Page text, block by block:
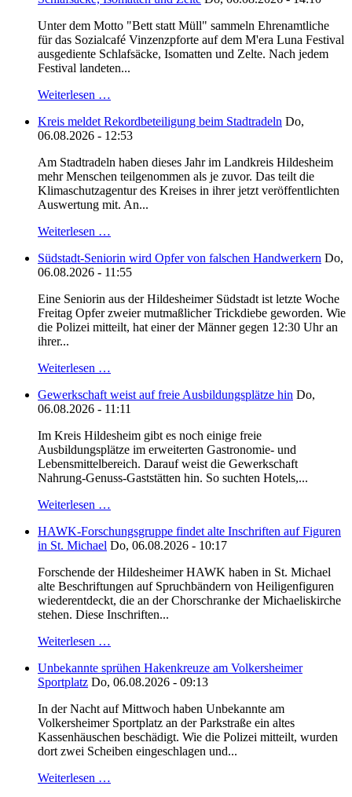
Unter dem Motto "Bett statt Müll" sammeln Ehrenamtliche
für das Sozialcafé Vinzenzpforte auf dem M'era Luna Festival
ausgediente Schlafsäcke, Isomatten und Zelte. Nach jedem
Festival landeten...
Weiterlesen …
Kreis meldet Rekordbeteiligung beim Stadtradeln Do,
06.08.2026 - 12:53
Am Stadtradeln haben dieses Jahr im Landkreis Hildesheim
mehr Menschen teilgenommen als je zuvor. Das teilt die
Klimaschutzagentur des Kreises in ihrer jetzt veröffentlichten
Auswertung mit. An...
Weiterlesen …
Südstadt-Seniorin wird Opfer von falschen Handwerkern Do,
06.08.2026 - 11:55
Eine Seniorin aus der Hildesheimer Südstadt ist letzte Woche
Freitag Opfer zweier mutmaßlicher Trickdiebe geworden. Wie
die Polizei mitteilt, hat einer der Männer gegen 12:30 Uhr an
ihrer...
Weiterlesen …
Gewerkschaft weist auf freie Ausbildungsplätze hin Do,
06.08.2026 - 11:11
Im Kreis Hildesheim gibt es noch einige freie
Ausbildungsplätze im erweiterten Gastronomie- und
Lebensmittelbereich. Darauf weist die Gewerkschaft
Nahrung-Genuss-Gaststätten hin. So suchten Hotels,...
Weiterlesen …
HAWK-Forschungsgruppe findet alte Inschriften auf Figuren
in St. Michael Do, 06.08.2026 - 10:17
Forschende der Hildesheimer HAWK haben in St. Michael
alte Beschriftungen auf Spruchbändern von Heiligenfiguren
wiederentdeckt, die an der Chorschranke der Michaeliskirche
stehen. Diese Inschriften...
Weiterlesen …
Unbekannte sprühen Hakenkreuze am Volkersheimer
Sportplatz Do, 06.08.2026 - 09:13
In der Nacht auf Mittwoch haben Unbekannte am
Volkersheimer Sportplatz an der Parkstraße ein altes
Kassenhäuschen beschädigt. Wie die Polizei mitteilt, wurden
dort zwei Scheiben eingeschlagen und...
Weiterlesen …